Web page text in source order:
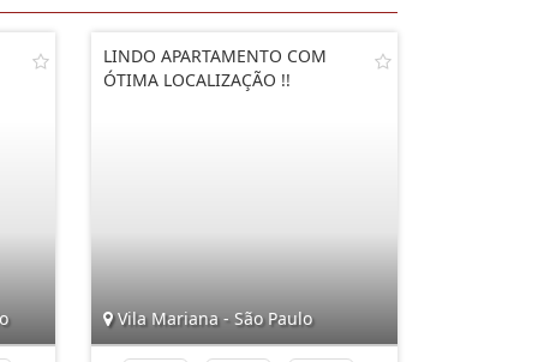
LINDO APARTAMENTO COM
ÓTIMA LOCALIZAÇÃO !!
Vila Mariana - São Paulo